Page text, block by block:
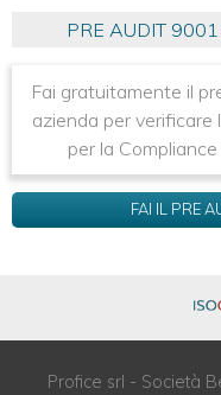
PRE AUDIT 9001
Fai gratuitamente il
azienda per verificare
per la
FAI IL PRE
Profice srl - Società